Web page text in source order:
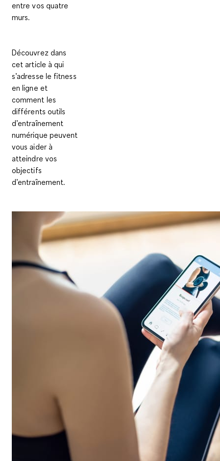
entre vos quatre
murs.
Découvrez dans
cet article à qui
s’adresse le fitness
en ligne et
comment les
différents outils
d’entraînement
numérique peuvent
vous aider à
atteindre vos
objectifs
d’entraînement.